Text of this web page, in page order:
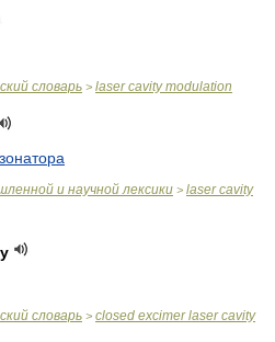
словарь > laser cavity modulation
и научной лексики > laser cavity
словарь > closed excimer laser cavity